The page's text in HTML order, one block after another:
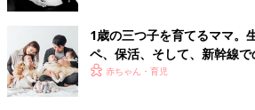
1歳の三つ子を育てるママ。
ペ、保活、そして、新幹線
のリアル【多胎育児体験談】
赤ちゃん・育児